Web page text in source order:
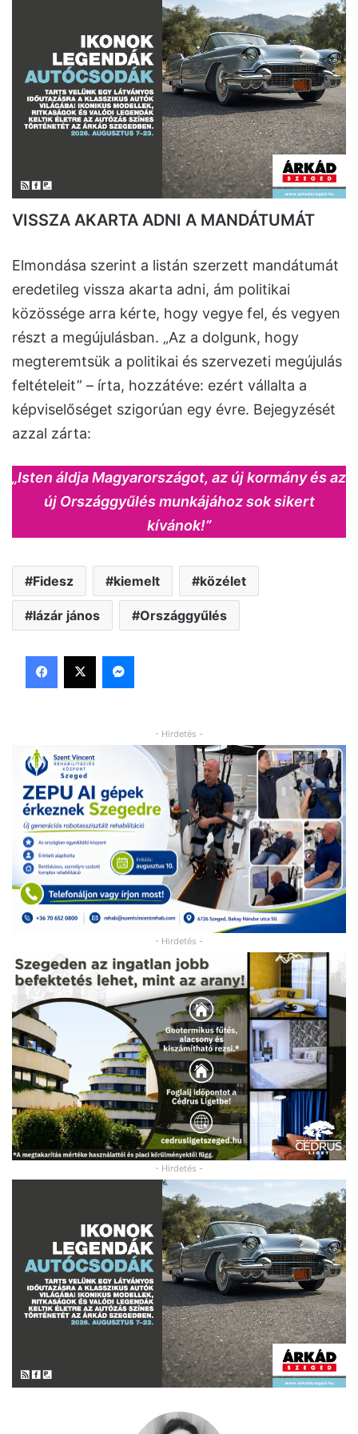
VISSZA AKARTA ADNI A MANDÁTUMÁT
Elmondása szerint a listán szerzett mandátumát
eredetileg vissza akarta adni, ám politikai
közössége arra kérte, hogy vegye fel, és vegyen
részt a megújulásban. „Az a dolgunk, hogy
megteremtsük a politikai és szervezeti megújulás
feltételeit” – írta, hozzátéve: ezért vállalta a
képviselőséget szigorúan egy évre. Bejegyzését
azzal zárta:
„Isten áldja Magyarországot, az új kormány és az
új Országgyűlés munkájához sok sikert
kívánok!”
Fidesz kiemelt közélet
lázár jános Országgyűlés
Facebook
X Messenger
- Hirdetés -
- Hirdetés -
- Hirdetés -